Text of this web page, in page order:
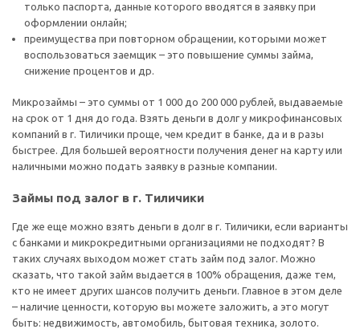
только паспорта, данные которого вводятся в заявку при
оформлении онлайн;
преимущества при повторном обращении, которыми может
воспользоваться заемщик – это повышение суммы займа,
снижение процентов и др.
Микрозаймы – это суммы от 1 000 до 200 000 рублей, выдаваемые
на срок от 1 дня до года. Взять деньги в долг у микрофинансовых
компаний в г. Тиличики проще, чем кредит в банке, да и в разы
быстрее. Для большей вероятности получения денег на карту или
наличными можно подать заявку в разные компании.
Займы под залог в г. Тиличики
Где же еще можно взять деньги в долг в г. Тиличики, если варианты
с банками и микрокредитными организациями не подходят? В
таких случаях выходом может стать займ под залог. Можно
сказать, что такой займ выдается в 100% обращения, даже тем,
кто не имеет других шансов получить деньги. Главное в этом деле
– наличие ценности, которую вы можете заложить, а это могут
быть: недвижимость, автомобиль, бытовая техника, золото.